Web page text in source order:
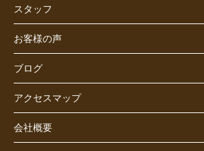
スタッフ
お客様の声
ブログ
アクセスマップ
会社概要